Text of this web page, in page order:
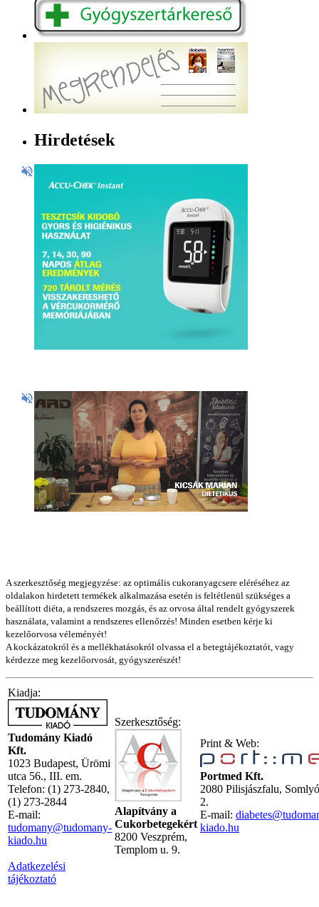
Hirdetések
A szerkesztőség megjegyzése: az optimális cukoranyagcsere eléréséhez az
oldalakon hirdetett termékek alkalmazása esetén is feltétlenül szükséges a
beállított diéta, a rendszeres mozgás, és az orvosa által rendelt gyógyszerek
használata, valamint a rendszeres ellenőrzés! Minden esetben kérje ki
kezelőorvosa véleményét!
A kockázatokról és a mellékhatásokról olvassa el a betegtájékoztatót, vagy
kérdezze meg kezelőorvosát, gyógyszerészét!
Kiadja:
Tudomány Kiadó
Kft.
1023 Budapest, Ürömi
utca 56., III. em.
Telefon: (1) 273-2840,
(1) 273-2844
E-mail:
tudomany@tudomany-
kiado.hu
Adatkezelési
tájékoztató
Szerkesztőség:
Alapítvány a
Cukorbetegekért
8200 Veszprém,
Templom u. 9.
Print & Web:
Portmed Kft.
2080 Pilisjászfalu,
2.
E-mail:
kiado.hu